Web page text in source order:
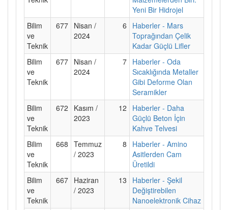
Yeni Bir Hidrojel
Bilim
ve
Teknik
677 Nisan /
2024
6
Haberler - Mars
Toprağından Çelik
Kadar Güçlü Lifler
Bilim
ve
Teknik
677 Nisan /
2024
7 Haberler - Oda
Sıcaklığında Metaller
Gibi Deforme Olan
Seramikler
Bilim
ve
Teknik
672
Kasım /
2023
12
Haberler - Daha
Güçlü Beton İçin
Kahve Telvesi
Bilim
ve
Teknik
668 Temmuz
/ 2023
8
Haberler - Amino
Asitlerden Cam
Üretildi
Bilim
ve
Teknik
667 Haziran
/ 2023
13
Haberler - Şekil
Değiştirebilen
Nanoelektronik Cihaz